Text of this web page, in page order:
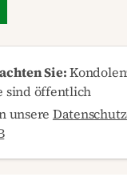
Sie:
sind öffentlich
unsere